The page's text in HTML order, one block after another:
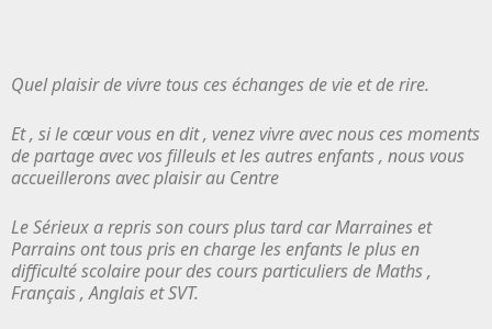
Quel plaisir de vivre tous ces échanges de vie et de rire.
Et , si le cœur vous en dit , venez vivre avec nous ces moments
de partage avec vos filleuls et les autres enfants , nous vous
accueillerons avec plaisir au Centre
Le Sérieux a repris son cours plus tard car Marraines et
Parrains ont tous pris en charge les enfants le plus en
difficulté scolaire pour des cours particuliers de Maths ,
Français , Anglais et SVT.